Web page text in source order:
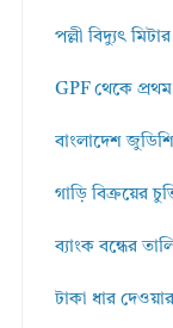
পল্লী বিদ্যুৎ
GPF থেকে
বাংলাদেশ
গাড়ি বিক্রয়ের
ব্যাংক বন্ধের
টাকা ধার